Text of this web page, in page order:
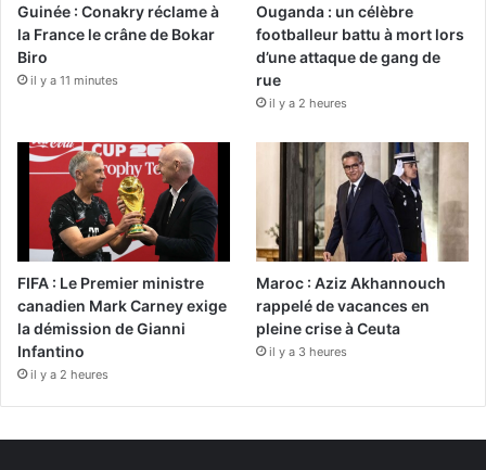
Guinée : Conakry réclame à
la France le crâne de Bokar
Biro
il y a 11 minutes
Ouganda : un célèbre
footballeur battu à mort lors
d’une attaque de gang de
rue
il y a 2 heures
FIFA : Le Premier ministre
canadien Mark Carney exige
la démission de Gianni
Infantino
il y a 2 heures
Maroc : Aziz Akhannouch
rappelé de vacances en
pleine crise à Ceuta
il y a 3 heures